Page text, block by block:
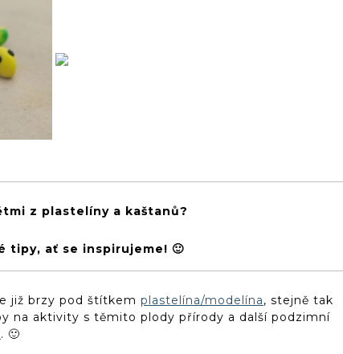
z plastelíny a kaštanů?
tipy, ať se inspirujeme! 🙂
již brzy pod štítkem plastelína/modelína, stejně tak
na aktivity s těmito plody přírody a další podzimní
. 🙂